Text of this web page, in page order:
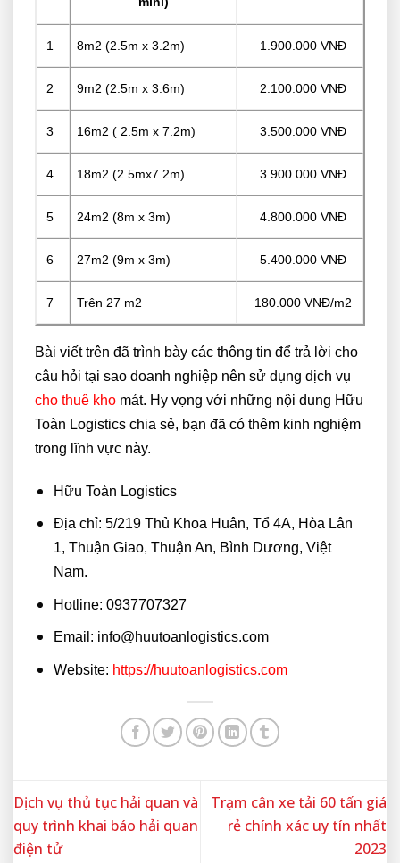
1 8m2 (2.5m x 3.2m) 1.900.000 VNĐ
2 9m2 (2.5m x 3.6m) 2.100.000 VNĐ
3 16m2 ( 2.5m x 7.2m) 3.500.000 VNĐ
4 18m2 (2.5mx7.2m) 3.900.000 VNĐ
5 24m2 (8m x 3m) 4.800.000 VNĐ
6 27m2 (9m x 3m) 5.400.000 VNĐ
7 Trên 27 m2 180.000 VNĐ/m2
Bài viết trên đã trình bày các thông tin để trả lời cho
câu hỏi tại sao doanh nghiệp nên sử dụng dịch vụ
cho thuê kho mát. Hy vọng với những nội dung Hữu
Toàn Logistics chia sẻ, bạn đã có thêm kinh nghiệm
trong lĩnh vực này.
Hữu Toàn Logistics
Địa chỉ: 5/219 Thủ Khoa Huân, Tổ 4A, Hòa Lân
1, Thuận Giao, Thuận An, Bình Dương, Việt
Nam.
Hotline: 0937707327
Email: info@huutoanlogistics.com
Website: https://huutoanlogistics.com
Dịch vụ thủ tục hải quan và
quy trình khai báo hải quan
điện tử
Trạm cân xe tải 60 tấn giá
rẻ chính xác uy tín nhất
2023